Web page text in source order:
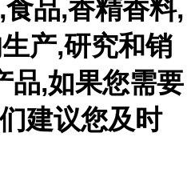
品,香精香料,
产,研究和销
品,如果您需要
建议您及时